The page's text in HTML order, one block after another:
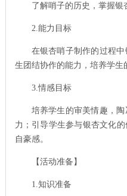
了解哨子的历史，掌握银
2.能力目标
在银杏哨子制作的过程
生团结协作的能力，培养学生
3.情感目标
培养学生的审美情趣，
力；引导学生参与银杏文化
自豪感。
【活动准备】
1.知识准备